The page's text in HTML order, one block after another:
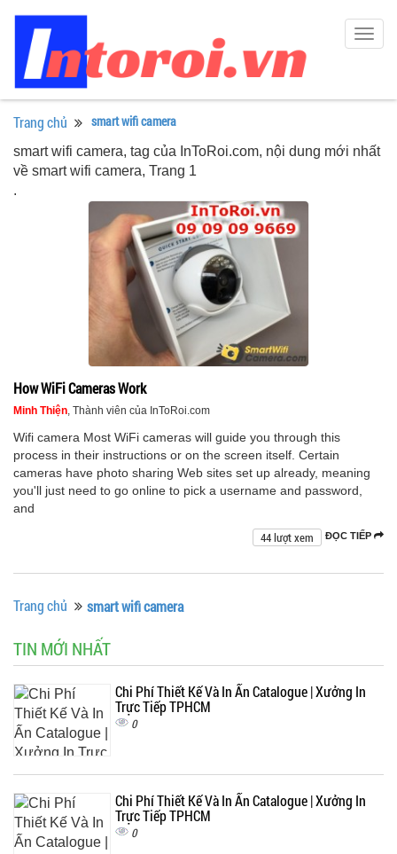
Trang chủ smart wifi camera
smart wifi camera, tag của InToRoi.com, nội dung mới nhất
về smart wifi camera, Trang 1
.
How WiFi Cameras Work
Minh Thiện , Thành viên của InToRoi.com
Wifi camera Most WiFi cameras will guide you through this
process in their instructions or on the screen itself. Certain
cameras have photo sharing Web sites set up already, meaning
you'll just need to go online to pick a username and password,
and
ĐỌC TIẾP
44 lượt xem
Trang chủ smart wifi camera
TIN MỚI NHẤT
Chi Phí Thiết Kế Và In Ấn Catalogue | Xưởng In
Trực Tiếp TPHCM
0
Chi Phí Thiết Kế Và In Ấn Catalogue | Xưởng In
Trực Tiếp TPHCM
0